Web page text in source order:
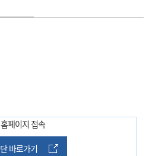
페이지 접속
바로가기